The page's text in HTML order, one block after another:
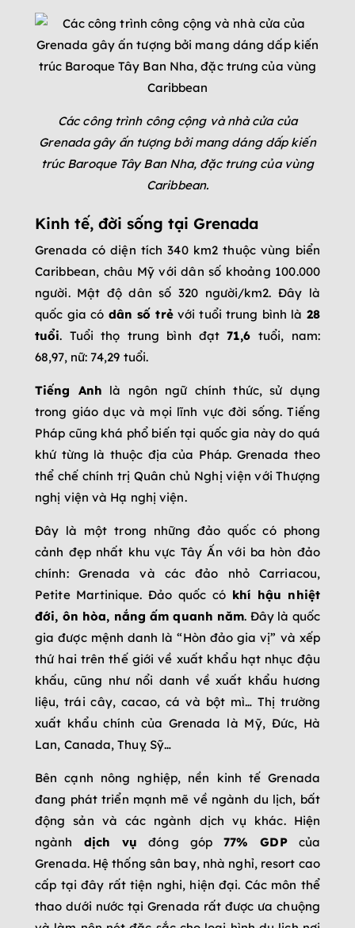
Các công trình công cộng và nhà cửa của
Grenada gây ấn tượng bởi mang dáng dấp kiến
trúc Baroque Tây Ban Nha, đặc trưng của vùng
Caribbean.
Kinh tế, đời sống tại Grenada
Grenada có diện tích 340 km2 thuộc vùng biển
Caribbean, châu Mỹ với dân số khoảng 100.000
người. Mật độ dân số 320 người/km2. Đây là
quốc gia có dân số trẻvới tuổi trung bình là 28
tuổi. Tuổi thọ trung bình đạt71,6 tuổi, nam:
68,97, nữ: 74,29 tuổi.
Tiếng Anh là ngôn ngữ chính thức, sử dụng
trong giáo dục và mọi lĩnh vực đời sống. Tiếng
Pháp cũng khá phổ biến tại quốc gia này do quá
khứ từng là thuộc địa của Pháp. Grenada theo
thể chế chính trị Quân chủ Nghị viện với Thượng
nghị viện và Hạ nghị viện.
Đây là một trong những đảo quốc có phong
cảnh đẹp nhất khu vực Tây Ấn với ba hòn đảo
chính: Grenada và các đảo nhỏ Carriacou,
Petite Martinique. Đảo quốc có khí hậu nhiệt
đới, ôn hòa, nắng ấm quanh năm. Đây là quốc
gia được mệnh danh là “Hòn đảo gia vị” và xếp
thứ hai trên thế giới về xuất khẩu hạt nhục đậu
khấu, cũng như nổi danh về xuất khẩu hương
liệu, trái cây, cacao, cá và bột mì… Thị trường
xuất khẩu chính của Grenada là Mỹ, Đức, Hà
Lan, Canada, Thuỵ Sỹ…
Bên cạnh nông nghiệp, nền kinh tế Grenada
đang phát triển mạnh mẽ về ngành du lịch, bất
động sản và các ngành dịch vụ khác. Hiện
ngành dịch vụ đóng góp77% GDPcủa
Grenada. Hệ thống sân bay, nhà nghỉ, resort cao
cấp tại đây rất tiện nghi, hiện đại. Các môn thể
thao dưới nước tại Grenada rất được ưa chuộng